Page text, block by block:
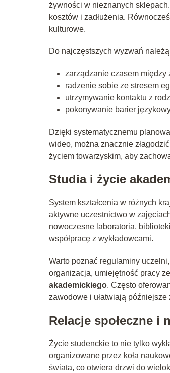
żywności w nieznanych
kosztów i zadłużenia.
kulturowe.
Do najczęstszych wyzwań
zarządzanie czasem
radzenie sobie ze stresem
utrzymywanie kontaktu z
pokonywanie barier
Dzięki systematycznemu
wideo, można znacznie
życiem towarzyskim, aby
Studia i życie
System kształcenia w różnych
aktywne uczestnictwo w
nowoczesne laboratoria,
współpracę z wykładowcami.
Warto poznać regulaminy
organizacja, umiejętność pracy
akademickiego. Często
zawodowe i ułatwiają późniejsze
Relacje społeczne i
Życie studenckie to nie tylko
organizowane przez koła
świata, co otwiera drzwi do